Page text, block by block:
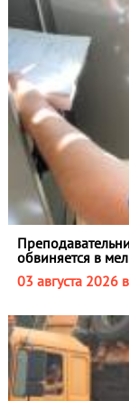
обвиняется в
03 августа 2026